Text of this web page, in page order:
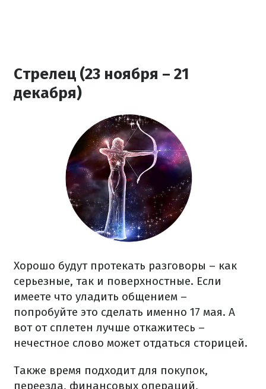
Стрелец (23 ноября – 21
декабря)
Хорошо будут протекать разговоры – как
серьезные, так и поверхностные. Если
имеете что уладить общением –
попробуйте это сделать именно 17 мая. А
вот от сплетен лучше откажитесь –
нечестное слово может отдаться сторицей.
Также время подходит для покупок,
переезда, финансовых операций,